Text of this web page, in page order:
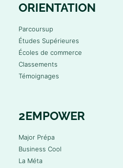
ORIENTATION
Parcoursup
Études Supérieures
Écoles de commerce
Classements
Témoignages
2EMPOWER
Major Prépa
Business Cool
La Méta